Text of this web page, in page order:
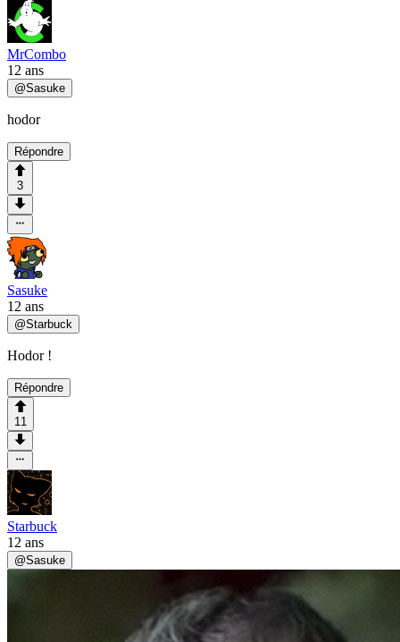
MrCombo
12 ans
@Sasuke
hodor
Répondre
3
Sasuke
12 ans
@Starbuck
Hodor !
Répondre
11
Starbuck
12 ans
@Sasuke